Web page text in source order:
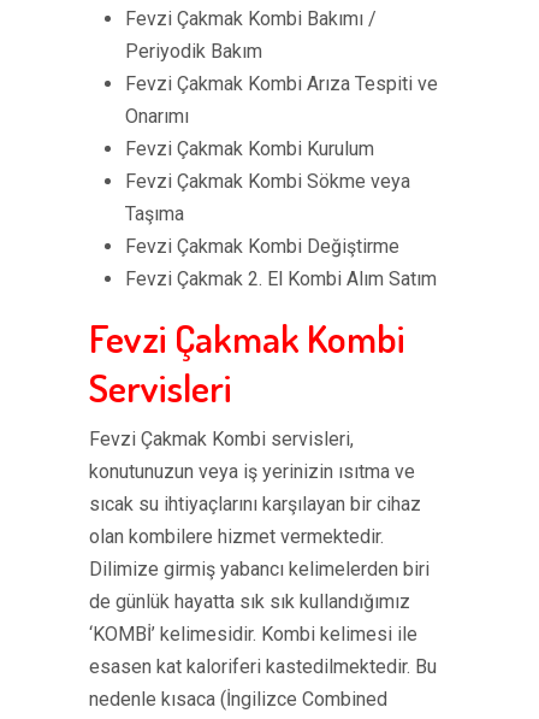
Fevzi Çakmak Kombi Bakımı /
Periyodik Bakım
Fevzi Çakmak Kombi Arıza Tespiti ve
Onarımı
Fevzi Çakmak Kombi Kurulum
Fevzi Çakmak Kombi Sökme veya
Taşıma
Fevzi Çakmak Kombi Değiştirme
Fevzi Çakmak 2. El Kombi Alım Satım
Fevzi Çakmak Kombi
Servisleri
Fevzi Çakmak Kombi servisleri,
konutunuzun veya iş yerinizin ısıtma ve
sıcak su ihtiyaçlarını karşılayan bir cihaz
olan kombilere hizmet vermektedir.
Dilimize girmiş yabancı kelimelerden biri
de günlük hayatta sık sık kullandığımız
‘KOMBİ’ kelimesidir. Kombi kelimesi ile
esasen kat kaloriferi kastedilmektedir. Bu
nedenle kısaca (İngilizce Combined